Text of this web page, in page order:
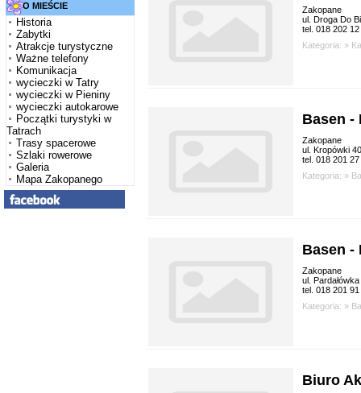
O MIEŚCIE
Historia
Zabytki
Atrakcje turystyczne
Ważne telefony
Komunikacja
wycieczki w Tatry
wycieczki w Pieniny
wycieczki autokarowe
Początki turystyki w
Tatrach
Trasy spacerowe
Szlaki rowerowe
Galeria
Mapa Zakopanego
Zakopane
ul. Droga Do
tel. 018 202 12
Kategoria: »
Basen -
Zakopane
ul. Kropówki 40
tel. 018 201 27
Kategoria: »
Basen -
Zakopane
ul.
tel. 018 201 91
Kategoria: »
Biuro